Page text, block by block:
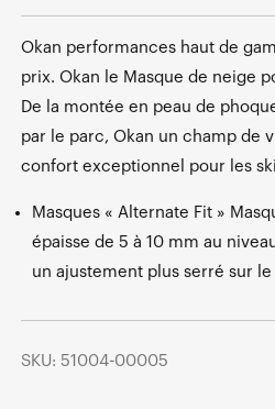
Okan performances haut de
prix. Okan le Masque de neige
De la montée en peau de
par le parc, Okan un champ de
confort exceptionnel pour les
Masques « Alternate Fit »
épaisse de 5 à 10 mm au
un ajustement plus serré sur le
SKU: 51004-00005